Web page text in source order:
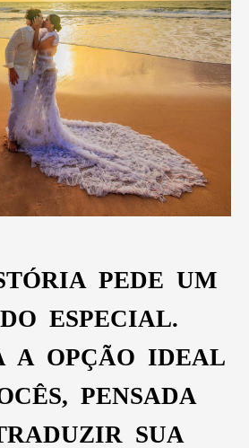
PEDE UM
ESPECIAL.
A OPÇÃO IDEAL
PENSADA
SUA